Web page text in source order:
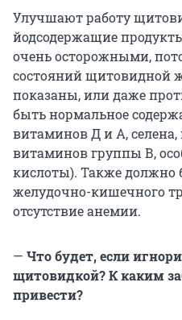
Улучшают работу
йодсодержащие
очень осторожными,
состояний щитовидной
показаны, или даже
быть нормальное
витаминов Д и А,
витаминов группы В,
кислоты). Также должно
желудочно-кишечного
отсутствие анемии.
— Что будет, если
щитовидкой? К каким
привести?